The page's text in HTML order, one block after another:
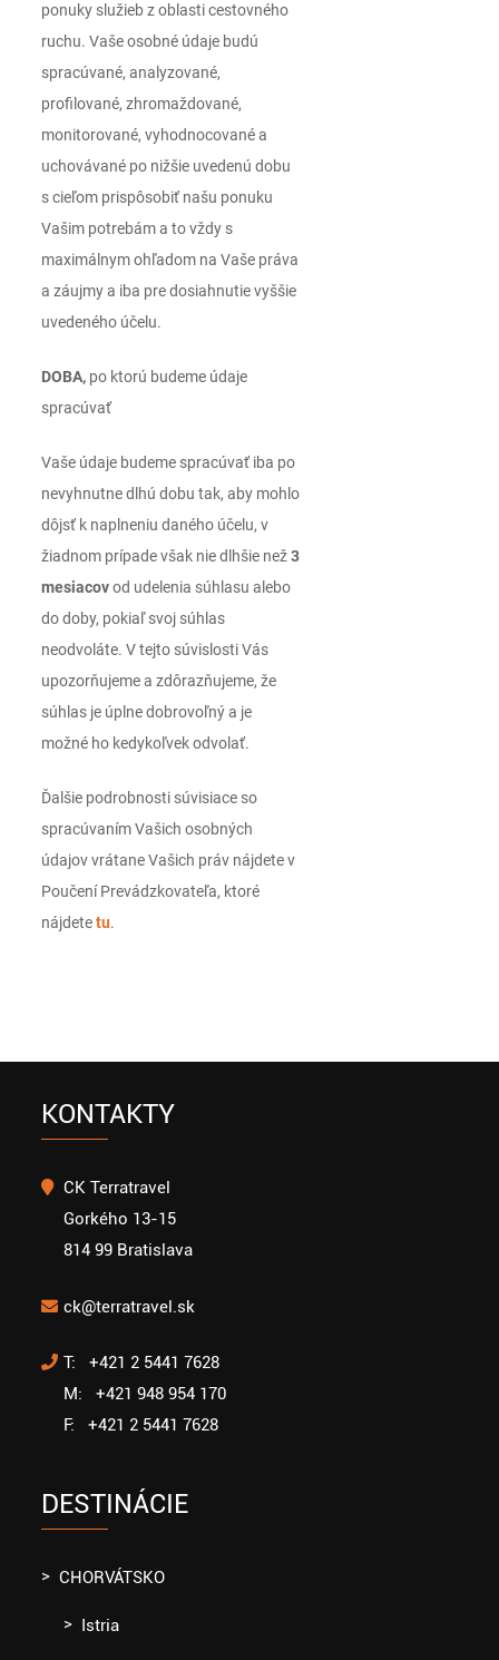
ponuky služieb z oblasti cestovného
ruchu. Vaše osobné údaje budú
spracúvané, analyzované,
profilované, zhromaždované,
monitorované, vyhodnocované a
uchovávané po nižšie uvedenú dobu
s cieľom prispôsobiť našu ponuku
Vašim potrebám a to vždy s
maximálnym ohľadom na Vaše práva
a záujmy a iba pre dosiahnutie vyššie
uvedeného účelu.
DOBA, po ktorú budeme údaje
spracúvať
Vaše údaje budeme spracúvať iba po
nevyhnutne dlhú dobu tak, aby mohlo
dôjsť k naplneniu daného účelu, v
žiadnom prípade však nie dlhšie než3
mesiacovod udelenia súhlasu alebo
do doby, pokiaľ svoj súhlas
neodvoláte. V tejto súvislosti Vás
upozorňujeme a zdôrazňujeme, že
súhlas je úplne dobrovoľný a je
možné ho kedykoľvek odvolať.
Ďalšie podrobnosti súvisiace so
spracúvaním Vašich osobných
údajov vrátane Vašich práv nájdete v
Poučení Prevádzkovateľa, ktoré
nájdetetu.
KONTAKTY
CK Terratravel
Gorkého 13-15
814 99 Bratislava
ck@terratravel.sk
T: +421 2 5441 7628
M: +421 948 954 170
F: +421 2 5441 7628
DESTINÁCIE
CHORVÁTSKO
Istria